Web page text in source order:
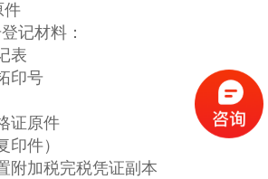
件
记材料：
表
印号
证原件
印件）
附加税完税凭证副本